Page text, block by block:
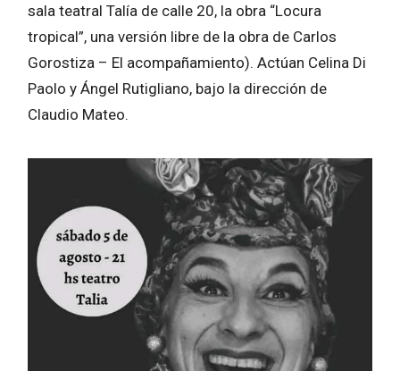
sala teatral Talía de calle 20, la obra “Locura
tropical”, una versión libre de la obra de Carlos
Gorostiza – El acompañamiento). Actúan Celina Di
Paolo y Ángel Rutigliano, bajo la dirección de
Claudio Mateo.